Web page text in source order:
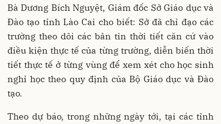
Bà Dương Bích Nguyệt, Giám đốc Sở Giáo dục và
Đào tạo tỉnh Lào Cai cho biết: Sở đã chỉ đạo các
trường theo dõi các bản tin thời tiết căn cứ vào
điều kiện thực tế của từng trường, diễn biến thời
tiết thực tế ở từng vùng để xem xét cho học sinh
nghỉ học theo quy định của Bộ Giáo dục và Đào
tạo.
Theo dự báo, trong những ngày tới, tại các tỉnh